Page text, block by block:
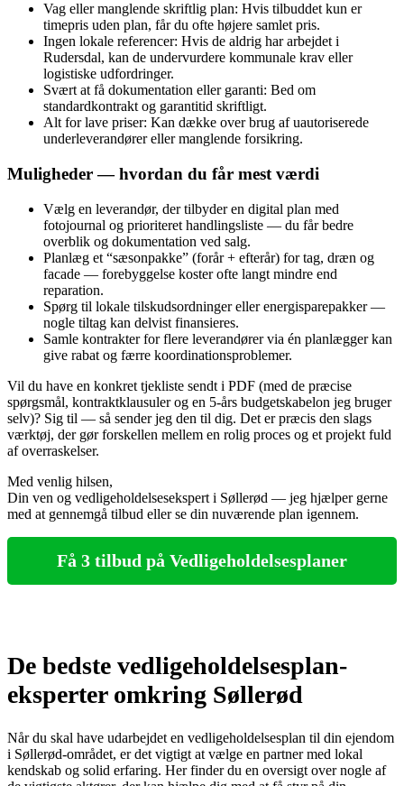
Vag eller manglende skriftlig plan: Hvis tilbuddet kun er
timepris uden plan, får du ofte højere samlet pris.
Ingen lokale referencer: Hvis de aldrig har arbejdet i
Rudersdal, kan de undervurdere kommunale krav eller
logistiske udfordringer.
Svært at få dokumentation eller garanti: Bed om
standardkontrakt og garantitid skriftligt.
Alt for lave priser: Kan dække over brug af uautoriserede
underleverandører eller manglende forsikring.
Muligheder — hvordan du får mest værdi
Vælg en leverandør, der tilbyder en digital plan med
fotojournal og prioriteret handlingsliste — du får bedre
overblik og dokumentation ved salg.
Planlæg et “sæsonpakke” (forår + efterår) for tag, dræn og
facade — forebyggelse koster ofte langt mindre end
reparation.
Spørg til lokale tilskudsordninger eller energisparepakker —
nogle tiltag kan delvist finansieres.
Samle kontrakter for flere leverandører via én planlægger kan
give rabat og færre koordinationsproblemer.
Vil du have en konkret tjekliste sendt i PDF (med de præcise
spørgsmål, kontraktklausuler og en 5‑års budgetskabelon jeg bruger
selv)? Sig til — så sender jeg den til dig. Det er præcis den slags
værktøj, der gør forskellen mellem en rolig proces og et projekt fuld
af overraskelser.
Med venlig hilsen,
Din ven og vedligeholdelsesekspert i Søllerød — jeg hjælper gerne
med at gennemgå tilbud eller se din nuværende plan igennem.
Få 3 tilbud på Vedligeholdelsesplaner
De bedste vedligeholdelsesplan-
eksperter omkring Søllerød
Når du skal have udarbejdet en vedligeholdelsesplan til din ejendom
i Søllerød-området, er det vigtigt at vælge en partner med lokal
kendskab og solid erfaring. Her finder du en oversigt over nogle af